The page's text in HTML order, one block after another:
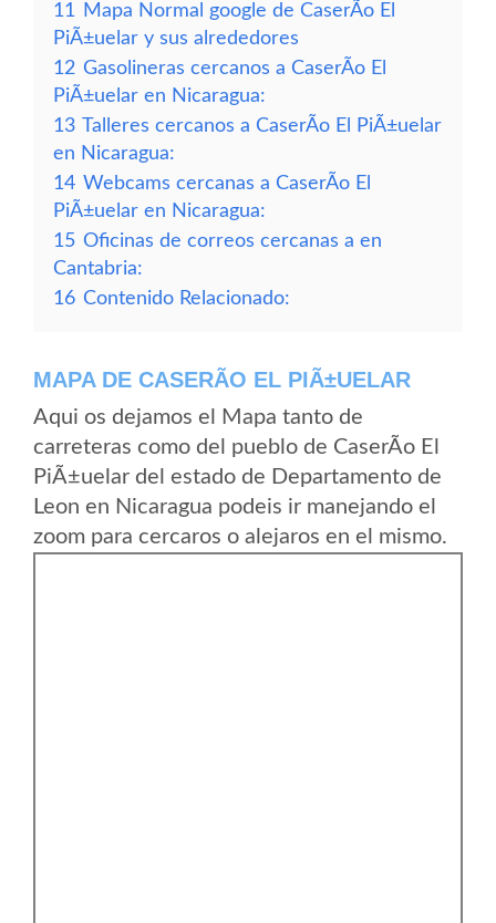
11
Mapa Normal google de CaserÃ­o El
PiÃ±uelar y sus alrededores
12 Gasolineras cercanos a CaserÃ­o El
PiÃ±uelar en Nicaragua:
13 Talleres cercanos a CaserÃ­o El PiÃ±uelar
en Nicaragua:
14 Webcams cercanas a CaserÃ­o El
PiÃ±uelar en Nicaragua:
15 Oficinas de correos cercanas a en
Cantabria:
16 Contenido Relacionado:
MAPA DE CASERÃ­O EL PIÃ±UELAR
Aqui os dejamos el Mapa tanto de
carreteras como del pueblo de CaserÃ­o El
PiÃ±uelar del estado de Departamento de
Leon en Nicaragua podeis ir manejando el
zoom para cercaros o alejaros en el mismo.